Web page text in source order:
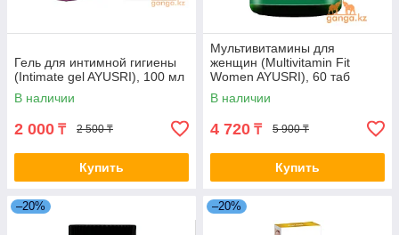
Гель для интимной гигиены
(Intimate gel AYUSRI), 100 мл
В наличии
2 000 ₸ 2 500 ₸
Купить
Мультивитамины для
женщин (Multivitamin Fit
Women AYUSRI), 60 таб
В наличии
4 720 ₸ 5 900 ₸
Купить
–20% –20%